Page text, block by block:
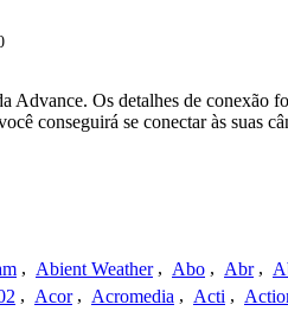
Os detalhes de
conseguirá se conectar às suas
, Abient Weather , Abo , Abr ,
, Acor , Acromedia , Acti ,